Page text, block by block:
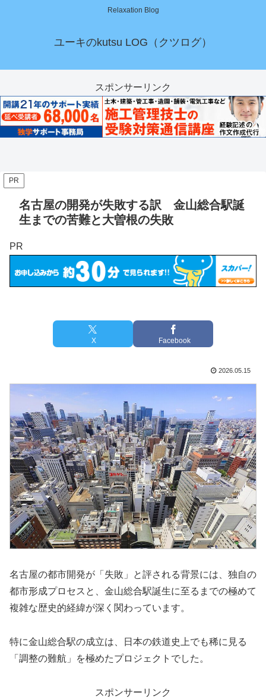
Relaxation Blog
ユーキのkutsu LOG（クツログ）
スポンサーリンク
PR
名古屋の開発が失敗する訳 金山総合駅誕
生までの苦難と大曽根の失敗
PR
X Facebook
2026.05.15
名古屋の都市開発が「失敗」と評される背景には、独自の
都市形成プロセスと、金山総合駅誕生に至るまでの極めて
複雑な歴史的経緯が深く関わっています。
特に金山総合駅の成立は、日本の鉄道史上でも稀に見る
「調整の難航」を極めたプロジェクトでした。
スポンサーリンク